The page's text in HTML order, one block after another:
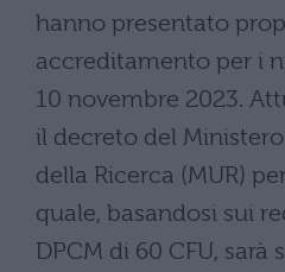
hanno presentato
accreditamento per i
10 novembre 2023.
il decreto del Ministero
della Ricerca (MUR)
quale, basandosi sui
DPCM di 60 CFU,